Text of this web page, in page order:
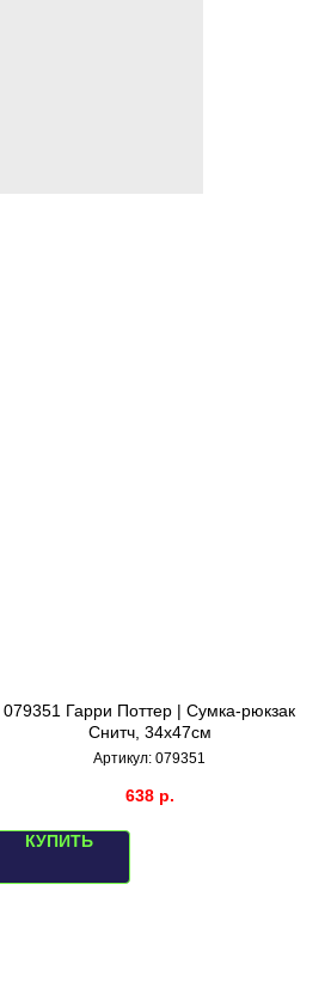
079351 Гарри Поттер | Сумка-рюкзак
Снитч, 34х47см
Артикул: 079351
638 р.
КУПИТЬ